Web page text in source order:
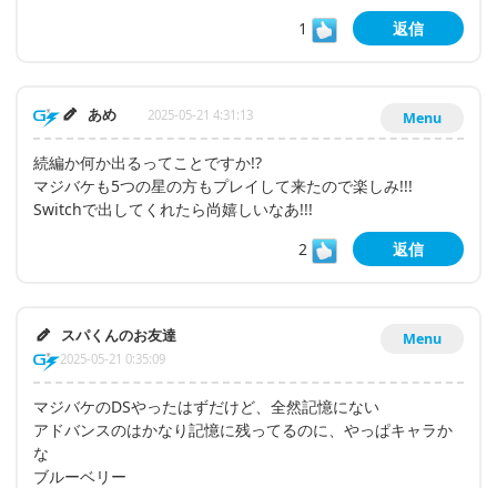
1
返信
Menu
あめ 2025-05-21 4:31:13
続編か何か出るってことですか!?
マジバケも5つの星の方もプレイして来たので楽しみ!!!
Switchで出してくれたら尚嬉しいなあ!!!
2
返信
Menu
スパくんのお友達
2025-05-21 0:35:09
マジバケのDSやったはずだけど、全然記憶にない
アドバンスのはかなり記憶に残ってるのに、やっぱキャラか
な
ブルーベリー